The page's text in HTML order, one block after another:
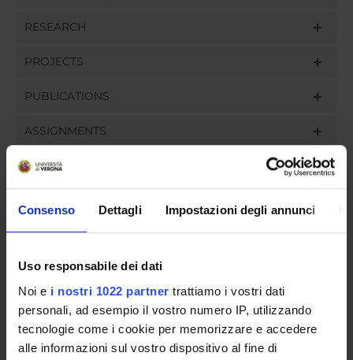
Consenso Dettagli Impostazioni degli annunci
Uso responsabile dei dati
Noi e i nostri 1022 partner trattiamo i vostri dati
personali, ad esempio il vostro numero IP, utilizzando
tecnologie come i cookie per memorizzare e accedere
alle informazioni sul vostro dispositivo al fine di
RESEARCH
PROJECTS
PUBLICATIONS
ASSIGNMENTS
ORGANIZATION
COMMITTEES
DEPARTMENT ADMINISTRATION OFFICES
STUDENT ADMINISTRATION OFFICES